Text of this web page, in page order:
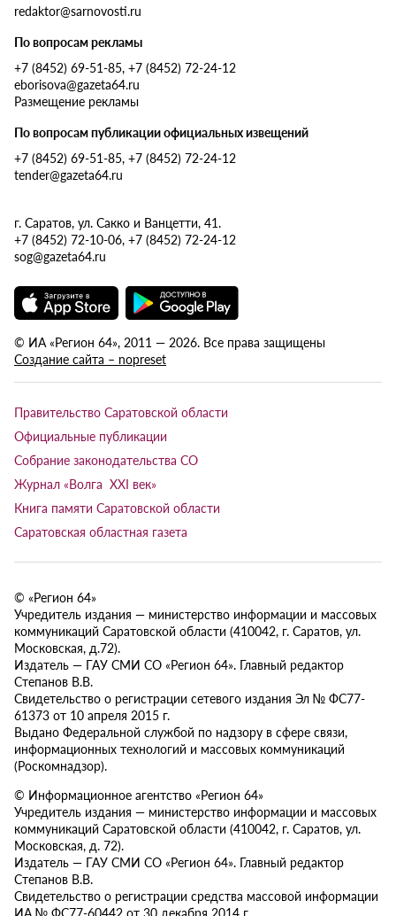
redaktor@sarnovosti.ru
По вопросам рекламы
+7 (8452) 69-51-85, +7 (8452) 72-24-12
eborisova@gazeta64.ru
Размещение рекламы
По вопросам публикации официальных извещений
+7 (8452) 69-51-85, +7 (8452) 72-24-12
tender@gazeta64.ru
г. Саратов, ул. Сакко и Ванцетти, 41.
+7 (8452) 72-10-06, +7 (8452) 72-24-12
sog@gazeta64.ru
© ИА «Регион 64», 2011 — 2026. Все права защищены
Создание сайта – nopreset
Правительство Саратовской области
Официальные публикации
Собрание законодательства СО
Журнал «Волга XXI век»
Книга памяти Саратовской области
Саратовская областная газета
© «Регион 64»
Учредитель издания — министерство информации и массовых
коммуникаций Саратовской области (410042, г. Саратов, ул.
Московская, д.72).
Издатель — ГАУ СМИ СО «Регион 64». Главный редактор
Степанов В.В.
Свидетельство о регистрации сетевого издания Эл № ФС77-
61373 от 10 апреля 2015 г.
Выдано Федеральной службой по надзору в сфере связи,
информационных технологий и массовых коммуникаций
(Роскомнадзор).
© Информационное агентство «Регион 64»
Учредитель издания — министерство информации и массовых
коммуникаций Саратовской области (410042, г. Саратов, ул.
Московская, д. 72).
Издатель — ГАУ СМИ СО «Регион 64». Главный редактор
Степанов В.В.
Свидетельство о регистрации средства массовой информации
ИА № ФС77-60442 от 30 декабря 2014 г.